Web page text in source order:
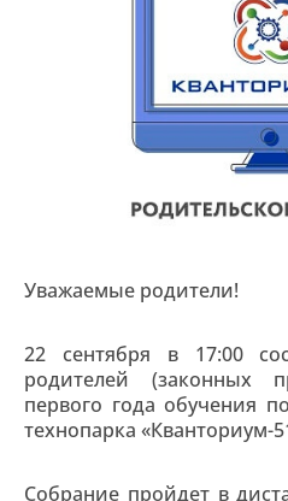
Уважаемые родители!
22 сентября в 17:00
родителей (законных
первого года обучения
технопарка «Кванториум-
Собрание пройдет в